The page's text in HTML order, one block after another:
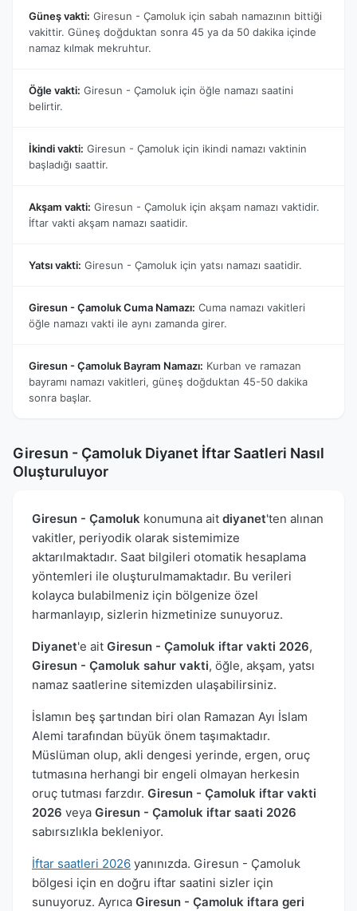
Güneş vakti: Giresun - Çamoluk için sabah namazının bittiği
vakittir. Güneş doğduktan sonra 45 ya da 50 dakika içinde
namaz kılmak mekruhtur.
Öğle vakti: Giresun - Çamoluk için öğle namazı saatini
belirtir.
İkindi vakti: Giresun - Çamoluk için ikindi namazı vaktinin
başladığı saattir.
Akşam vakti: Giresun - Çamoluk için akşam namazı vaktidir.
İftar vakti akşam namazı saatidir.
Yatsı vakti: Giresun - Çamoluk için yatsı namazı saatidir.
Giresun - Çamoluk Cuma Namazı: Cuma namazı vakitleri
öğle namazı vakti ile aynı zamanda girer.
Giresun - Çamoluk Bayram Namazı: Kurban ve ramazan
bayramı namazı vakitleri, güneş doğduktan 45-50 dakika
sonra başlar.
Giresun - Çamoluk Diyanet İftar Saatleri Nasıl
Oluşturuluyor
Giresun - Çamoluk konumuna ait diyanet'ten alınan
vakitler, periyodik olarak sistemimize
aktarılmaktadır. Saat bilgileri otomatik hesaplama
yöntemleri ile oluşturulmamaktadır. Bu verileri
kolayca bulabilmeniz için bölgenize özel
harmanlayıp, sizlerin hizmetinize sunuyoruz.
Diyanet'e ait Giresun - Çamoluk iftar vakti 2026,
Giresun - Çamoluk sahur vakti, öğle, akşam, yatsı
namaz saatlerine sitemizden ulaşabilirsiniz.
İslamın beş şartından biri olan Ramazan Ayı İslam
Alemi tarafından büyük önem taşımaktadır.
Müslüman olup, akli dengesi yerinde, ergen, oruç
tutmasına herhangi bir engeli olmayan herkesin
oruç tutması farzdır. Giresun - Çamoluk iftar vakti
2026 veya Giresun - Çamoluk iftar saati 2026
sabırsızlıkla bekleniyor.
İftar saatleri 2026 yanınızda. Giresun - Çamoluk
bölgesi için en doğru iftar saatini sizler için
sunuyoruz. Ayrıca Giresun - Çamoluk iftara geri